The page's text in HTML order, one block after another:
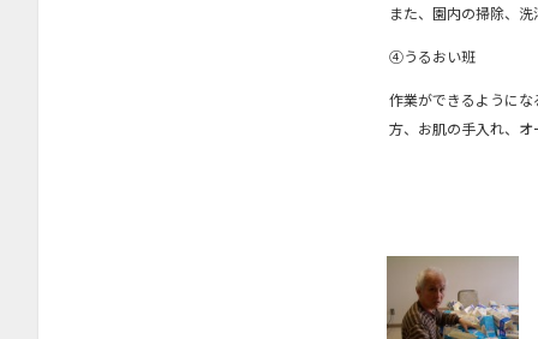
また、園内の掃除、
④うるおい班
作業ができるように
方、お肌の手入れ、